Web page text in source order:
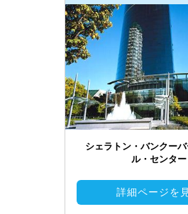
シェラトン・バンクー
ル・センター
詳細ページを